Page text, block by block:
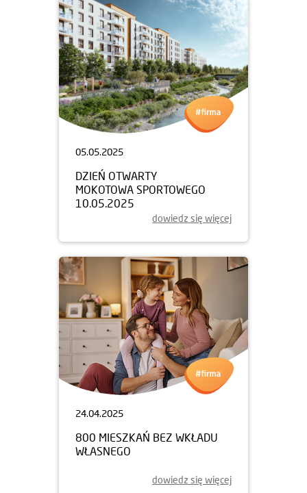
05.05.2025
DZIEŃ OTWARTY
MOKOTOWA SPORTOWEGO
10.05.2025
dowiedz się więcej
24.04.2025
800 MIESZKAŃ BEZ WKŁADU
WŁASNEGO
dowiedz się więcej